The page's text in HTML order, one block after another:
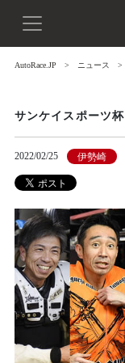
AutoRace.JP ニュース
サンケイスポーツ
2022/02/25 伊勢崎